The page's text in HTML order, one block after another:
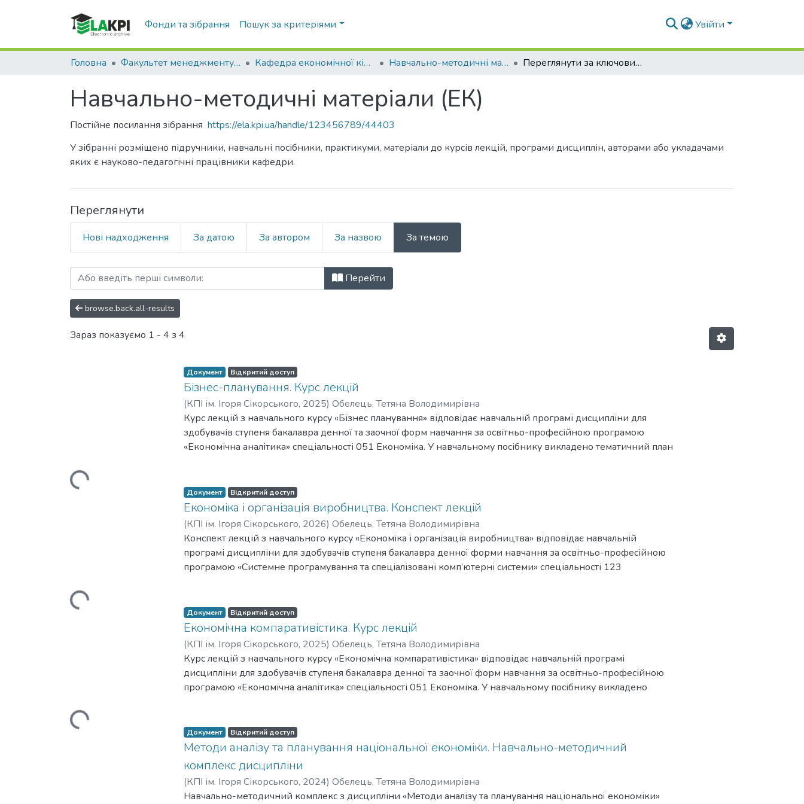
Фонди та зібрання Пошук за критеріями Увійти
Головна Факультет менеджменту та маркетингу (ФММ) Кафедра економічної кібернетики (ЕК) Навчально-методичні матеріали (ЕК) Переглянути за ключовими словами
Навчально-методичні матеріали (ЕК)
Постійне посилання зібрання https://ela.kpi.ua/handle/123456789/44403
У зібранні розміщено підручники, навчальні посібники, практикуми, матеріали до курсів лекцій, програми дисциплін, авторами або укладачами
яких є науково-педагогічні працівники кафедри.
Переглянути
Нові надходження За датою За автором За назвою За темою
Перегляд Навчально-методичні матеріали (ЕК) за Ключові слова "330"
Перейти
browse.back.all-results
Зараз показуємо 1 - 4 з 4
Вантажиться...
Документ Відкритий доступ
Бізнес-планування. Курс лекцій
(КПІ ім. Ігоря Сікорського, 2025) Обелець, Тетяна Володимирівна
Курс лекцій з навчального курсу «Бізнес планування» відповідає навчальній програмі дисципліни для
здобувачів ступеня бакалавра денної та заочної форм навчання за освітньо-професійною програмою
«Економічна аналітика» спеціальності 051 Економіка. У навчальному посібнику викладено тематичний план
список рекомендованої літератури.
Вантажиться...
Документ Відкритий доступ
Економіка і організація виробництва. Конспект лекцій
(КПІ ім. Ігоря Сікорського, 2026) Обелець, Тетяна Володимирівна
Конспект лекцій з навчального курсу «Економіка і організація виробництва» відповідає навчальній
програмі дисципліни для здобувачів ступеня бакалавра денної форми навчання за освітньо-професійною
програмою «Системне програмування та спеціалізовані комп’ютерні системи» спеціальності 123
конспект лекцій. Навчальний посібник містить питання для самоперевірки та список рекомендованої
літератури.
Вантажиться...
Документ Відкритий доступ
Економічна компаративістика. Курс лекцій
(КПІ ім. Ігоря Сікорського, 2025) Обелець, Тетяна Володимирівна
Курс лекцій з навчального курсу «Економічна компаративістика» відповідає навчальній програмі
дисципліни для здобувачів ступеня бакалавра денної та заочної форм навчання за освітньо-професійною
програмою «Економічна аналітика» спеціальності 051 Економіка. У навчальному посібнику викладено
самоперевірки та список рекомендованої літератури.
Документ Відкритий доступ
Методи аналізу та планування національної економіки. Навчально-методичний
комплекс дисципліни
(КПІ ім. Ігоря Сікорського, 2024) Обелець, Тетяна Володимирівна
Навчально-методичний комплекс з дисципліни «Методи аналізу та планування національної економіки»